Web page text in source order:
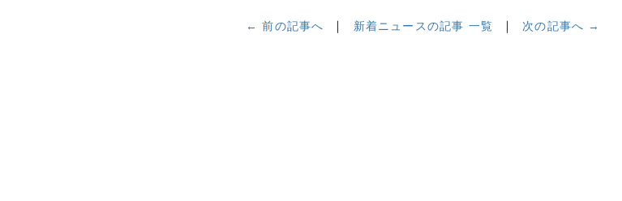
← 前の記事へ 新着ニュースの記事 一覧 次の記事へ →